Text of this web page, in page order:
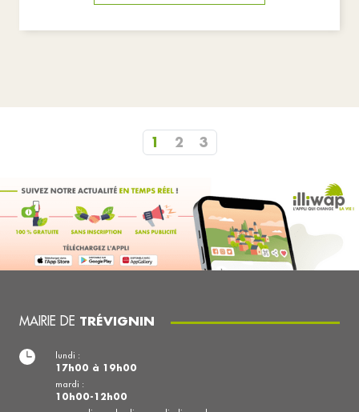
1 2 3
MAIRIE DE TRÉVIGNIN
lundi :
17h00 à 19h00
mardi :
10h00-12h00